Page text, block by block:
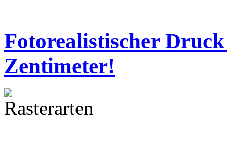
Fotorealistischer
Zentimeter!